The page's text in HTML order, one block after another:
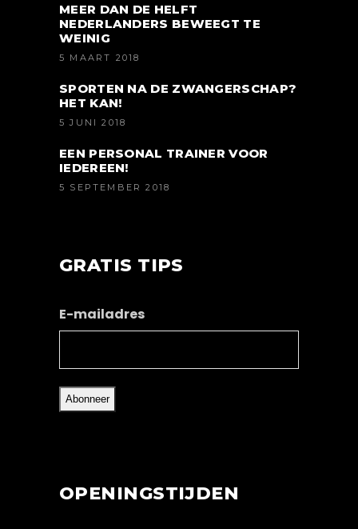
MEER DAN DE HELFT
NEDERLANDERS BEWEEGT TE
WEINIG
5 MAART 2018
SPORTEN NA DE ZWANGERSCHAP?
HET KAN!
5 JUNI 2018
EEN PERSONAL TRAINER VOOR
IEDEREEN!
5 SEPTEMBER 2018
GRATIS TIPS
E-mailadres
OPENINGSTIJDEN